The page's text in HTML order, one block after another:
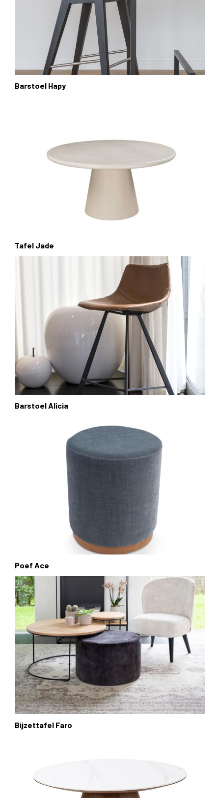
Barstoel Hapy
Tafel Jade
Barstoel Alicia
Poef Ace
Bijzettafel Faro